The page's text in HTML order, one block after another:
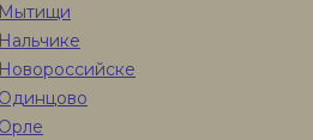
Мытищи